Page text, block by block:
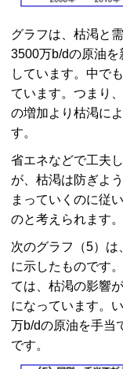
グラフは、枯渇と
3500万b/dの原油
しています。中で
ています。つまり
の増加より枯渇に
す。
省エネなどで工夫
が、枯渇は防ぎよ
まっていくのに従
のと考えられます。
次のグラフ（5）は
に示したものです
ては、枯渇の影響
になっています。
万b/dの原油を手当
です。